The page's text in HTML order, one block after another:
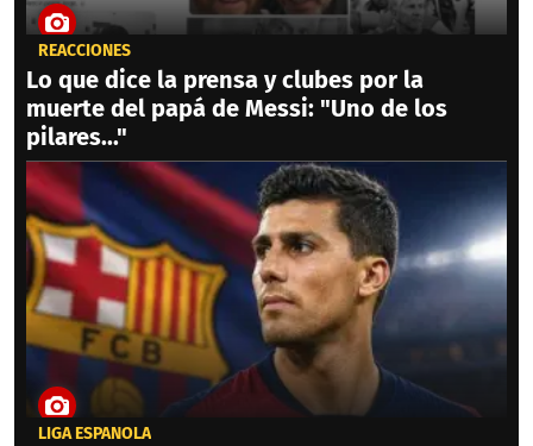
REACCIONES
Lo que dice la prensa y clubes por la
muerte del papá de Messi: "Uno de los
pilares..."
LIGA ESPAÑOLA